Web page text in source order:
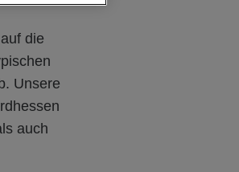
die
Unsere
auch